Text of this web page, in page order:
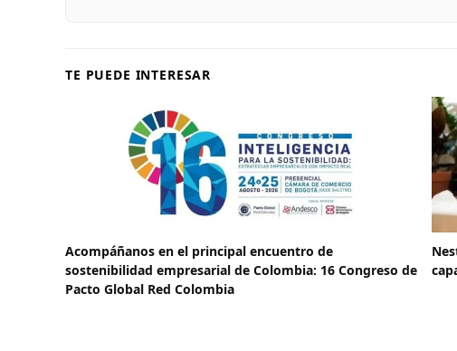
TE PUEDE INTERESAR
Acompáñanos en el principal encuentro de
sostenibilidad empresarial de Colombia: 16 Congreso de
Pacto Global Red Colombia